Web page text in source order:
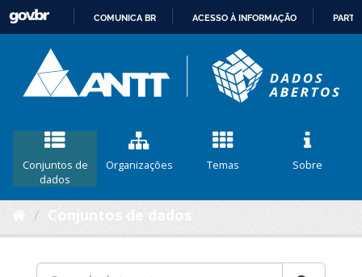
CONTEÚDO
COMUNICA BR ACESSO À INFORMAÇÃO
Conjuntos de
dados
Organizações Temas Sobre